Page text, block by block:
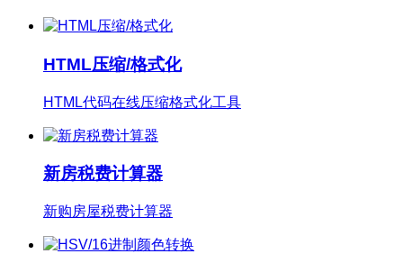
HTML压缩/格式化
HTML代码在线压缩格式化工具
新房税费计算器
新购房屋税费计算器